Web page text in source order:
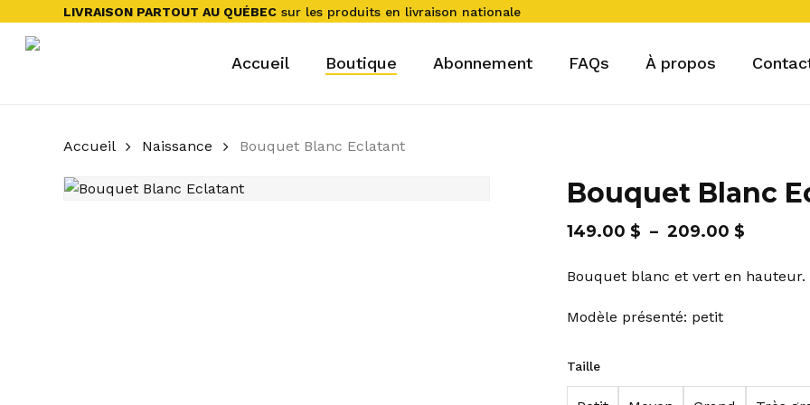
main
LIVRAISON PARTOUT AU QUÉBEC sur les produits en livraison nationale
Accueil Boutique Abonnement FAQs À propos
Accueil Naissance Bouquet Blanc Eclatant
Bouquet Blanc
149.00 $ – 209.00 $Plage
prix :
Bouquet blanc et vert en hauteur.
Modèle présenté: petit
Taille